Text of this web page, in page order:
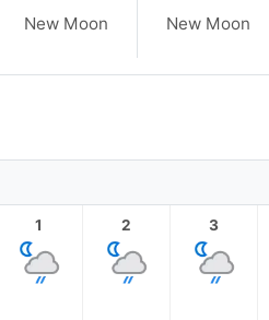
New Moon New Moon
1 2 3